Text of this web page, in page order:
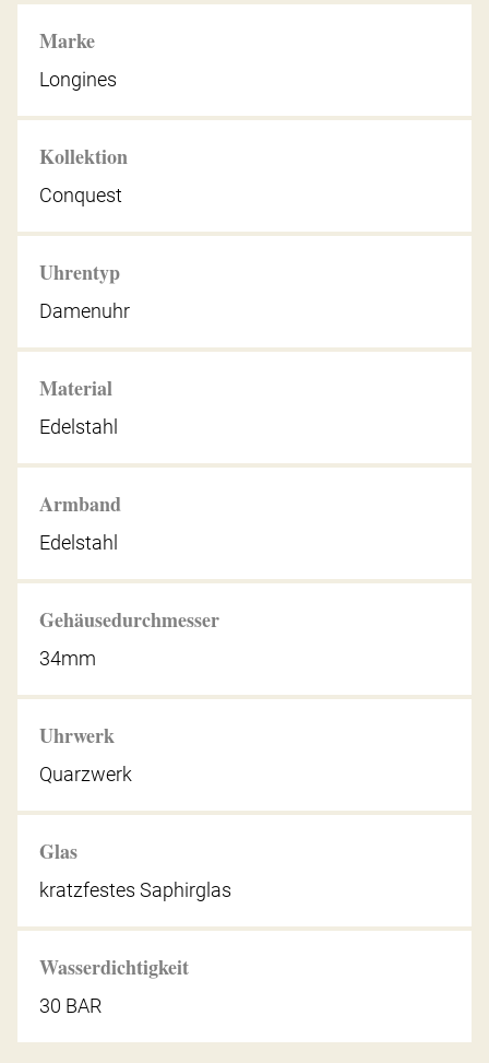
Marke
Longines
Kollektion
Conquest
Uhrentyp
Damenuhr
Material
Edelstahl
Armband
Edelstahl
Gehäusedurchmesser
34mm
Uhrwerk
Quarzwerk
Glas
kratzfestes Saphirglas
Wasserdichtigkeit
30 BAR